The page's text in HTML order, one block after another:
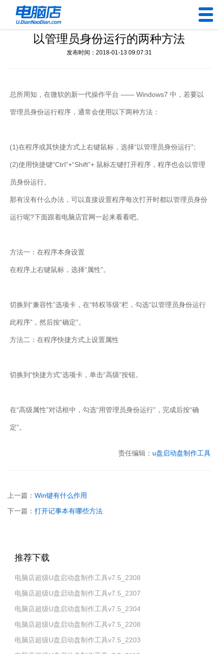
U盘工具
帮助中心
装机问题
以管理员身份运行的两种方法
发布时间：2018-01-13 09:07:31
总所周知，在微软的新一代操作平台 —— Windows7 中，若要以
管理员身份运行程序，通常会使用以下两种方法：
(1)在程序或其快捷方式上右键鼠标，选择“以管理员身份运行”;
(2)使用快捷键“Ctrl”+“Shift”+ 鼠标左键打开程序，程序也会以管理
员身份运行。
那有没有什么办法，可以直接设置程序每次打开时都以管理员身份
运行呢?下面跟着电脑店官网一起来看看吧。
方法一：在程序本身设置
在程序上右键鼠标，选择“属性”。
切换到“兼容性”选项卡，在“特权等级”栏，勾选“以管理员身份运行
此程序”，然后按“确定”。
方法二：在程序快捷方式上设置属性
切换到“快捷方式”选项卡，单击“高级”按钮。
在“高级属性”对话框中，勾选“用管理员身份运行”，完成后按“确
定”。
责任编辑： u盘启动盘制作工具
上一篇： Win键有什么作用
下一篇： 打开记事本有哪些方法
推荐下载
电脑店超级U盘启动盘制作工具v7.5_2308
电脑店超级U盘启动盘制作工具v7.5_2307
电脑店超级U盘启动盘制作工具v7.5_2304
电脑店超级U盘启动盘制作工具v7.5_2208
电脑店超级U盘启动盘制作工具v7.5_2203